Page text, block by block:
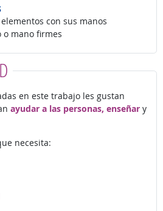
con sus manos
o mano firmes
en este trabajo les gustan
ayudar a las personas, enseñary
necesita: